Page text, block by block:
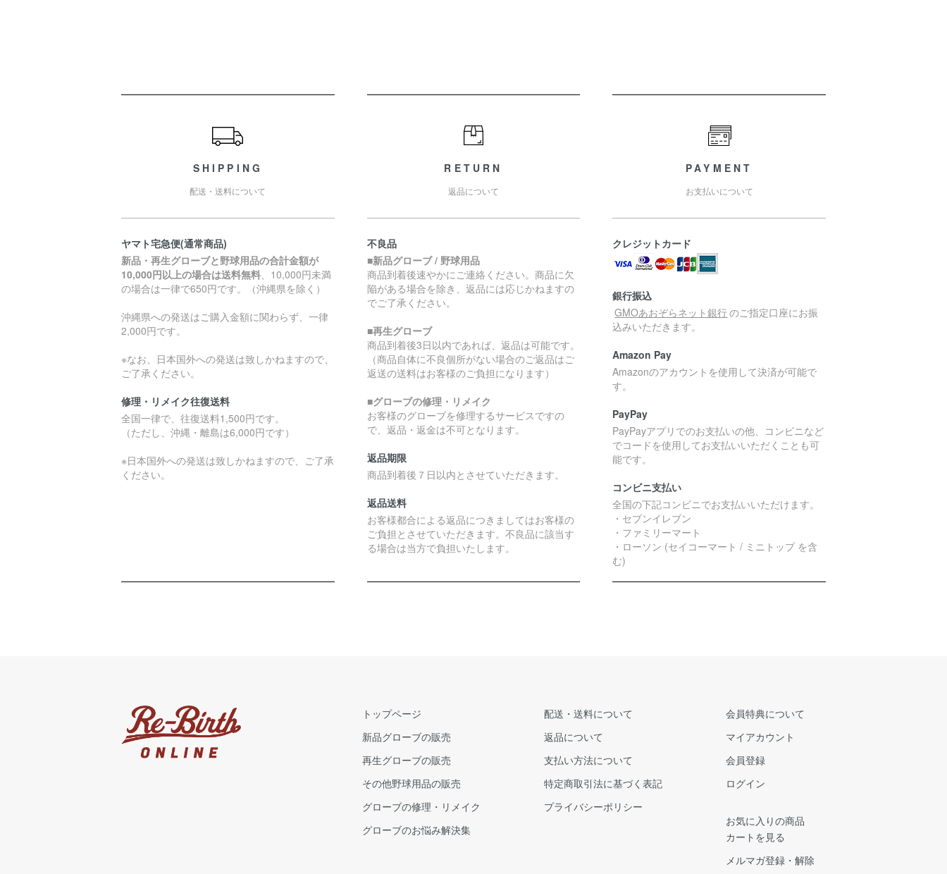
SHIPPING
配送・送料について
ヤマト宅急便(通常商品)
新品・再生グローブと野球用品の合計金額が
10,000円以上の場合は送料無料 、10,000円未満
の場合は一律で650円です。（沖縄県を除く）
沖縄県への発送はご購入金額に関わらず、一律
2,000円です。
※なお、日本国外への発送は致しかねますので、
ご了承ください。
修理・リメイク往復送料
全国一律で、往復送料1,500円です。
（ただし、沖縄・離島は6,000円です）
※日本国外への発送は致しかねますので、ご了承
ください。
RETURN
返品について
不良品
■新品グローブ / 野球用品
商品到着後速やかにご連絡ください。商品に欠
陥がある場合を除き、返品には応じかねますの
でご了承ください。
■再生グローブ
商品到着後3日以内であれば、返品は可能です。
（商品自体に不良個所がない場合のご返品はご
返送の送料はお客様のご負担になります）
■グローブの修理・リメイク
お客様のグローブを修理するサービスですの
で、返品・返金は不可となります。
返品期限
商品到着後７日以内とさせていただきます。
返品送料
お客様都合による返品につきましてはお客様の
ご負担とさせていただきます。不良品に該当す
る場合は当方で負担いたします。
PAYMENT
お支払いについて
クレジットカード
銀行振込
GMOあおぞらネット銀行のご指定口座にお振
込みいただきます。
Amazon Pay
Amazonのアカウントを使用して決済が可能で
す。
PayPay
PayPayアプリでのお支払いの他、コンビニなど
でコードを使用してお支払いいただくことも可
能です。
コンビニ支払い
全国の下記コンビニでお支払いいただけます。
・セブンイレブン
・ファミリーマート
・ローソン (セイコーマート / ミニトップ を含
む)
トップページ
新品グローブの販売
再生グローブの販売
その他野球用品の販売
グローブの修理・リメイク
グローブのお悩み解決集
配送・送料について
返品について
支払い方法について
特定商取引法に基づく表記
プライバシーポリシー
会員特典について
マイアカウント
会員登録
ログイン
お気に入りの商品
カートを見る
メルマガ登録・解除